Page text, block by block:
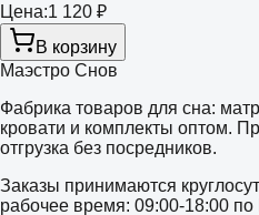
Цена:1 120 ₽
В корзину
Маэстро Снов
Фабрика товаров для сна:
кровати и комплекты оптом.
отгрузка без посредников.
Заказы принимаются
рабочее время: 09:00-18:00 по